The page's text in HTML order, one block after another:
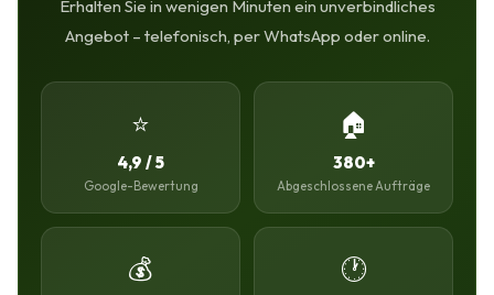
Erhalten Sie in wenigen Minuten ein unverbindliches
Angebot – telefonisch, per WhatsApp oder online.
⭐
4,9 / 5
Google-Bewertung
🏠
380+
Abgeschlossene Aufträge
💰 🕐